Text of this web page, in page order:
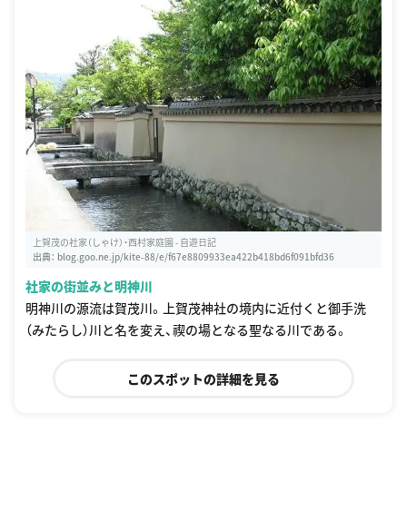
上賀茂の社家（しゃけ）・西村家庭園 - 自遊日記
出典： blog.goo.ne.jp/kite-88/e/f67e8809933ea422b418bd6f091bfd36
社家の街並みと明神川
明神川の源流は賀茂川。上賀茂神社の境内に近付くと御手洗
（みたらし）川と名を変え、禊の場となる聖なる川である。
このスポットの詳細を見る